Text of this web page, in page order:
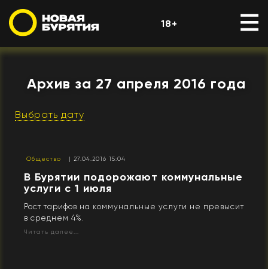
18+
Архив за 27 апреля 2016 года
Выбрать дату
Общество | 27.04.2016 15:04
В Бурятии подорожают коммунальные
услуги с 1 июля
Рост тарифов на коммунальные услуги не превысит
в среднем 4%.
Читать далее...